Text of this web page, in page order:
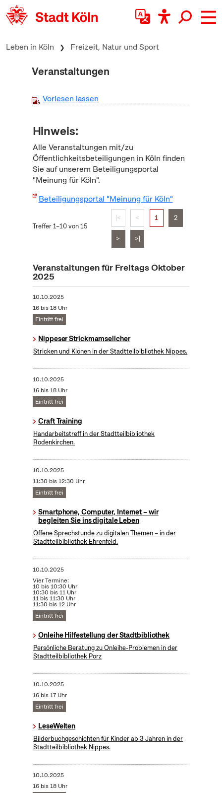
zum Inhalt springen
Leben in Köln Freizeit, Natur und Sport
Veranstaltungen
Vorlesen lassen
Hinweis:
Alle Veranstaltungen mit/zu
Öffentlichkeitsbeteiligungen in Köln finden
Sie auf unserem Beteiligungsportal
"Meinung für Köln".
Beteiligungsportal "Meinung für Köln"
Treffer 1–10 von 15
|< < 1 2
> >|
Veranstaltungen für Freitags Oktober
2025
10.10.2025
16 bis 18 Uhr
Eintritt frei
Nippeser Strickmamsellcher
Stricken und Klönen in der Stadtteilbibliothek Nippes.
10.10.2025
16 bis 18 Uhr
Eintritt frei
Craft Training
Handarbeitstreff in der Stadtteilbibliothek
Rodenkirchen.
10.10.2025
11:30 bis 12:30 Uhr
Eintritt frei
Smartphone, Computer, Internet – wir
begleiten Sie ins digitale Leben
Offene Sprechstunde zu digitalen Themen – in der
Stadtteilbibliothek Ehrenfeld.
10.10.2025
Vier Termine:
10 bis 10:30 Uhr
10:30 bis 11 Uhr
11 bis 11:30 Uhr
11:30 bis 12 Uhr
Eintritt frei
Onleihe Hilfestellung der Stadtbibliothek
Persönliche Beratung zu Onleihe-Problemen in der
Stadtteilbibliothek Porz
10.10.2025
16 bis 17 Uhr
Eintritt frei
LeseWelten
Bilderbuchgeschichten für Kinder ab 3 Jahren in der
Stadtteilbibliothek Nippes.
10.10.2025
16 bis 18 Uhr